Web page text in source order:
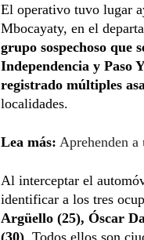
El operativo tuvo lugar
Mbocayaty, en el
grupo sospechoso que
Independencia y Paso
registrado múltiples
localidades.
Lea más: Aprehenden
Al interceptar el
identificar a los tres
Argüello (25), Óscar
(30). Todos ellos son